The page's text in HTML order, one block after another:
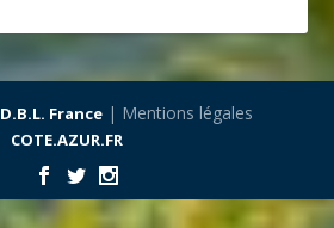
D.B.L. France| Mentions légales
COTE.AZUR.FR